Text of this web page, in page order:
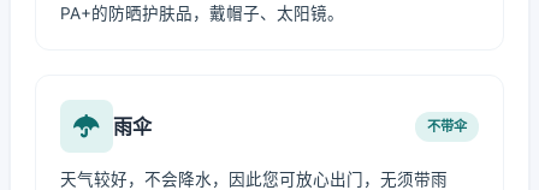
PA+的防晒护肤品，戴帽子、太阳镜。
雨伞 不带伞
天气较好，不会降水，因此您可放心出门，无须带雨